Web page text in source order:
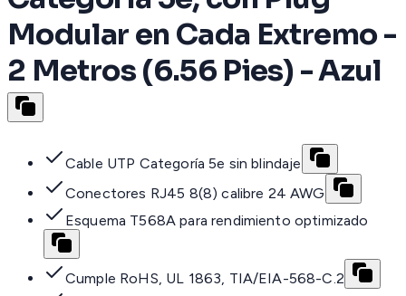
Modular en Cada Extremo -
2 Metros (6.56 Pies) - Azul
Cable UTP Categoría 5e sin blindaje
Conectores RJ45 8(8) calibre 24 AWG
Esquema T568A para rendimiento optimizado
Cumple RoHS, UL 1863, TIA/EIA-568-C.2